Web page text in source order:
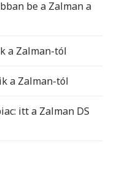
be a Zalman a
a Zalman-tól
a Zalman-tól
itt a Zalman DS